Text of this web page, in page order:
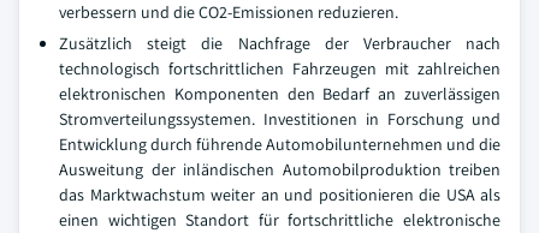
verbessern und die CO2-Emissionen reduzieren.
Zusätzlich steigt die Nachfrage der Verbraucher nach
technologisch fortschrittlichen Fahrzeugen mit zahlreichen
elektronischen Komponenten den Bedarf an zuverlässigen
Stromverteilungssystemen. Investitionen in Forschung und
Entwicklung durch führende Automobilunternehmen und die
Ausweitung der inländischen Automobilproduktion treiben
das Marktwachstum weiter an und positionieren die USA als
einen wichtigen Standort für fortschrittliche elektronische